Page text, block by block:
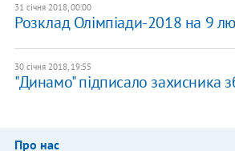
31 січня 2018, 00:00
Розклад Олімпіади-2018 на 9
30 січня 2018, 19:55
"Динамо" підписало захисника
Про нас